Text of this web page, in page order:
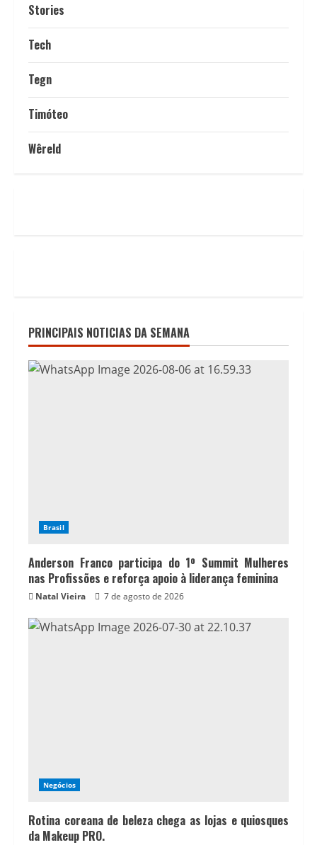
Stories
Tech
Tegn
Timóteo
Wêreld
PRINCIPAIS NOTICIAS DA SEMANA
Brasil
Anderson Franco participa do 1º Summit Mulheres
nas Profissões e reforça apoio à liderança feminina
Natal Vieira 7 de agosto de 2026
Negócios
Rotina coreana de beleza chega as lojas e quiosques
da Makeup PRO.